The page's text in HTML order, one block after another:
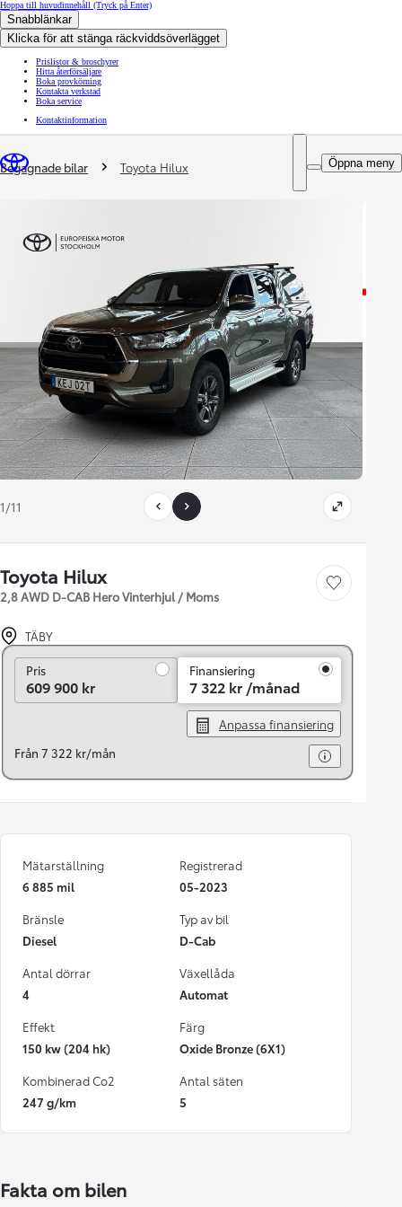
Hoppa till huvudinnehåll (Tryck på Enter)
Snabblänkar
Klicka för att stänga räckviddsöverlägget
Prislistor & broschyrer
Hitta återförsäljare
Boka provkörning
Kontakta verkstad
Boka service
Kontaktinformation
Öppna meny
You are here
Begagnade bilar Toyota Hilux
1/11
Toyota Hilux
2,8 AWD D-CAB Hero Vinterhjul / Moms
Save car
TÄBY
PrisPris
609 900 kr
Finansiering
7 322 kr /månad
Anpassa finansiering
Från 7 322 kr/mån
Mätarställning
6 885 mil
Registrerad
05-2023
Bränsle
Diesel
Typ av bil
D-Cab
Antal dörrar
4
Växellåda
Automat
Effekt
150 kw (204 hk)
Färg
Oxide Bronze (6X1)
Kombinerad Co2
247 g/km
Antal säten
5
Fakta om bilen